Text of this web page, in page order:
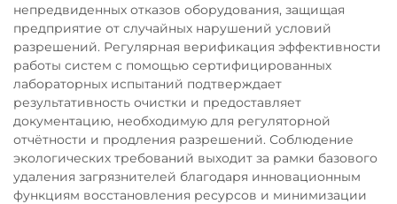
непредвиденных отказов оборудования, защищая
предприятие от случайных нарушений условий
разрешений. Регулярная верификация эффективности
работы систем с помощью сертифицированных
лабораторных испытаний подтверждает
результативность очистки и предоставляет
документацию, необходимую для регуляторной
отчётности и продления разрешений. Соблюдение
экологических требований выходит за рамки базового
удаления загрязнителей благодаря инновационным
функциям восстановления ресурсов и минимизации